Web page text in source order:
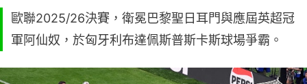
歐聯2025/26決賽，衛冕巴黎聖日耳門與應屆英超冠
軍阿仙奴，於匈牙利布達佩斯普斯卡斯球場爭霸。